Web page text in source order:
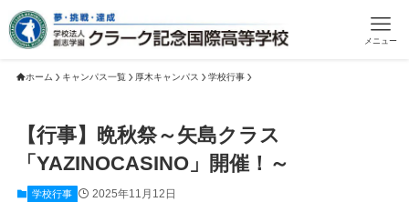
メニュー
ホーム キャンパス一覧 厚木キャンパス 学校行事
【行事】晩秋祭～矢島クラス
「YAZINOCASINO」開催！～
学校行事 2025年11月12日